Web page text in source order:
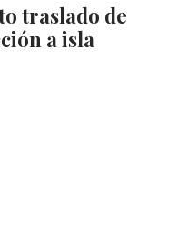
traslado de
a isla